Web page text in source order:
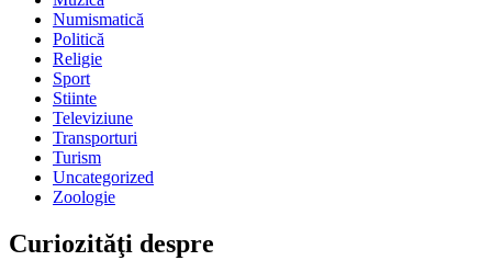
Numismatică
Politică
Religie
Sport
Stiinte
Televiziune
Transporturi
Turism
Uncategorized
Zoologie
Curiozităţi despre